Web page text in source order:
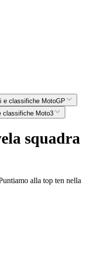
e classifiche MotoGP
classifiche Moto3
squadra
alla top ten nella